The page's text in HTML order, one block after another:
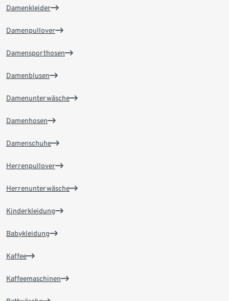
Damenkleider
Damenpullover
Damensporthosen
Damenblusen
Damenunterwäsche
Damenhosen
Damenschuhe
Herrenpullover
Herrenunterwäsche
Kinderkleidung
Babykleidung
Kaffee
Kaffeemaschinen